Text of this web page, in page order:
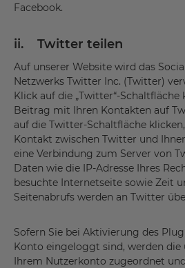
Facebook.
ii. Twitter teilen
Auf unserer Website wird das
Netzwerks Twitter Inc. (Twitter)
Klick auf die „Twitter“-Schaltfläche
Beitrag mit Ihren Kontakten auf
auf die Twitter-Schaltfläche
Kontakt zwischen Twitter und
eine Verbindung zum Server von
Daten wie die IP-Adresse Ihres
besuchte Internetseite sowie Zeit
Seitenabrufs werden an Twitter
Sofern Sie bei Aktivierung des
Konto eingeloggt sind, werden
Ihrem Nutzerkonto zugeordnet